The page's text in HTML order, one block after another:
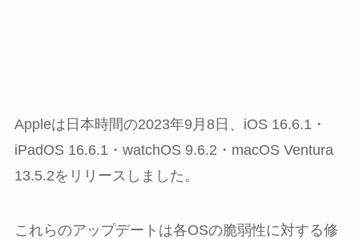
Appleは日本時間の2023年9月8日、iOS 16.6.1・
iPadOS 16.6.1・watchOS 9.6.2・macOS Ventura
13.5.2をリリースしました。
これらのアップデートは各OSの脆弱性に対する修